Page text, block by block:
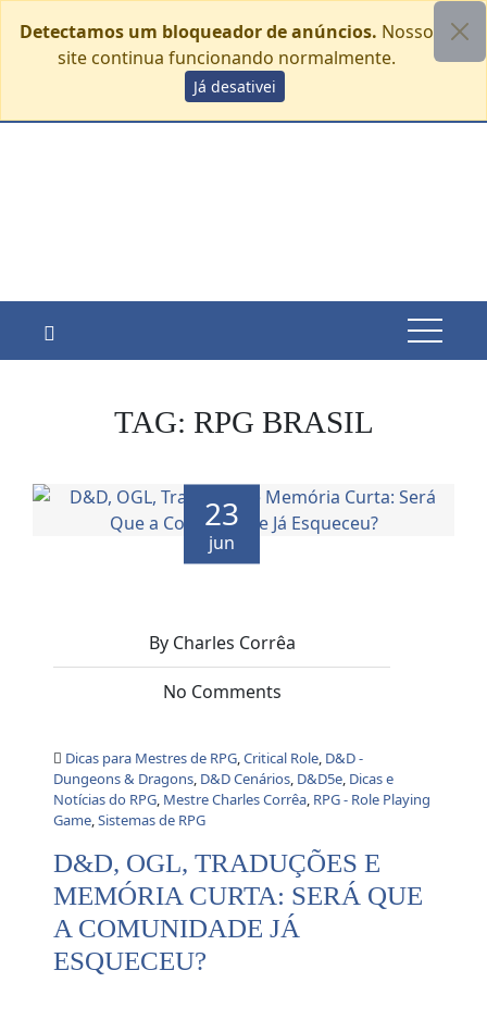
Detectamos um bloqueador de anúncios. Nosso
site continua funcionando normalmente.
Já desativei
to
sexta-feira, agosto 7
TAG: RPG BRASIL
23
jun
By Charles Corrêa
No Comments
Dicas para Mestres de RPG,Critical Role, D&D -
Dungeons & Dragons, D&D Cenários, D&D5e, Dicas e
Notícias do RPG, Mestre Charles Corrêa, RPG - Role Playing
Game,Sistemas de RPG
D&D, OGL, TRADUÇÕES E
MEMÓRIA CURTA: SERÁ QUE
A COMUNIDADE JÁ
ESQUECEU?